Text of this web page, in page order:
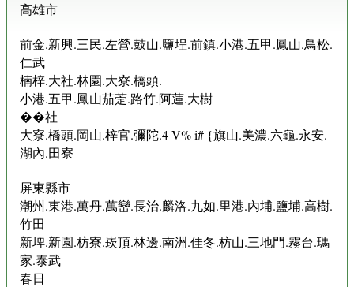
高雄市
前金.新興.三民.左營.鼓山.鹽埕.前鎮.小港.五甲.鳳山.鳥松.
仁武
楠梓.大社.林園.大寮.橋頭.
小港.五甲.鳳山茄萣.路竹.阿蓮.大樹
��社
大寮.橋頭.岡山.梓官.彌陀.4 V% i# {旗山.美濃.六龜.永安.
湖內.田寮
屏東縣市
潮州.東港.萬丹.萬巒.長治.麟洛.九如.里港.內埔.鹽埔.高樹.
竹田
新埤.新園.枋寮.崁頂.林邊.南洲.佳冬.枋山.三地門.霧台.瑪
家.泰武
春日